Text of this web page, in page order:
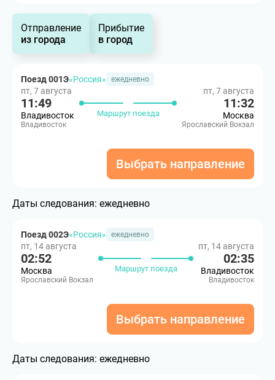
Отправление
из города
Прибытие
в город
Поезд 001Э«Россия» ежедневно
пт, 7 августа
11:49
Владивосток
Владивосток
Маршрут поезда
пт, 7 августа
11:32
Москва
Ярославский Вокзал
Выбрать направление
Даты следования: ежедневно
Поезд 002Э«Россия» ежедневно
пт, 14 августа
02:52
Москва
Ярославский Вокзал
Маршрут поезда
пт, 14 августа
02:35
Владивосток
Владивосток
Выбрать направление
Даты следования: ежедневно